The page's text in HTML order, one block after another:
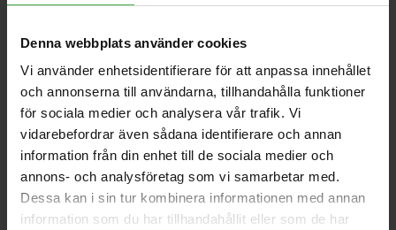
Denna webbplats använder cookies
Vi använder enhetsidentifierare för att anpassa innehållet
och annonserna till användarna, tillhandahålla funktioner
för sociala medier och analysera vår trafik. Vi
vidarebefordrar även sådana identifierare och annan
information från din enhet till de sociala medier och
annons- och analysföretag som vi samarbetar med.
Dessa kan i sin tur kombinera informationen med annan
information som du har tillhandahållit eller som de har
store local_shipping
kontroll, flux, justerbar
bypass, buffered DSP bypass,
nätadapter. 6x9.5x12.5 cm.
store local_shipping
Line 6 Line 6